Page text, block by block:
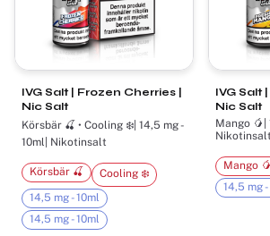
IVG Salt | Frozen Cherries |
Nic Salt
Körsbär 🍒 • Cooling ❄️| 14,5 mg -
10ml| Nikotinsalt
Körsbär 🍒
Cooling ❄️
14,5 mg - 10ml
14,5 mg - 10ml
IVG Salt
Nic Salt
Mango 🥭| 14,5 mg - 10ml|
Nikotinsalt
Mango 🥭
14,5 mg -